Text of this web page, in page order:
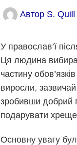
Автор S. Quill
У православ’ї
Ця людина
частину
виросли,
зробивши добрий
подарувати
Основну увагу